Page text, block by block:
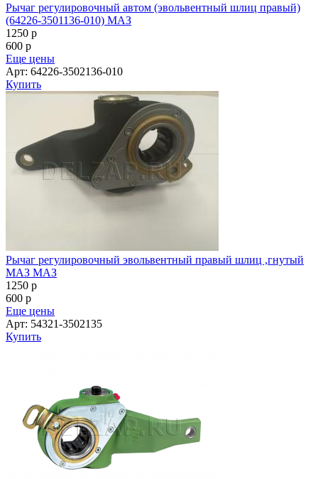
Рычаг регулировочный автом (эвольвентный шлиц правый)
(64226-3501136-010) МАЗ
1250 p
600 p
Еще цены
Арт: 64226-3502136-010
Купить
Рычаг регулировочный эвольвентный правый шлиц ,гнутый
МАЗ МАЗ
1250 p
600 p
Еще цены
Арт: 54321-3502135
Купить